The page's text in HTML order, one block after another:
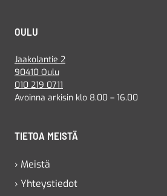
OULU
Jaakolantie 2
90410 Oulu
010 219 0711
Avoinna arkisin klo 8.00 – 16.00
TIETOA MEISTÄ
› Meistä
› Yhteystiedot